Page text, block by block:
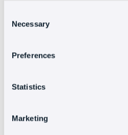
Selection
Necessary
Preferences
Statistics
Marketing